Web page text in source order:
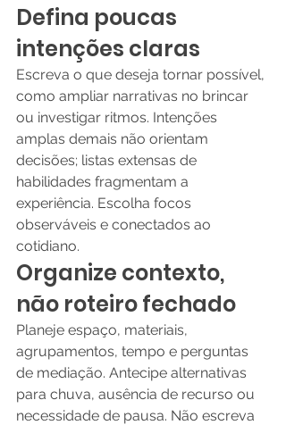
Defina poucas
intenções claras
Escreva o que deseja tornar possível,
como ampliar narrativas no brincar
ou investigar ritmos. Intenções
amplas demais não orientam
decisões; listas extensas de
habilidades fragmentam a
experiência. Escolha focos
observáveis e conectados ao
cotidiano.
Organize contexto,
não roteiro fechado
Planeje espaço, materiais,
agrupamentos, tempo e perguntas
de mediação. Antecipe alternativas
para chuva, ausência de recurso ou
necessidade de pausa. Não escreva